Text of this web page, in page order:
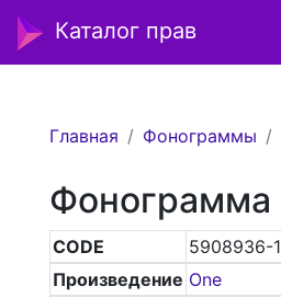
Каталог прав
Главная Фонограммы
Фонограмма
CODE
5908936-1
Произведение One